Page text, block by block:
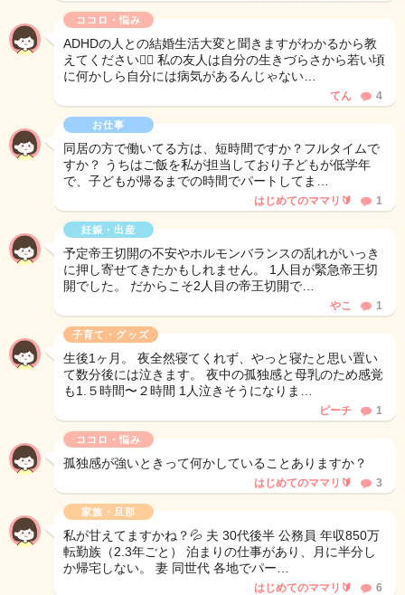
ココロ・悩み
ADHDの人との結婚生活大変と聞きますがわかるから教
えてください🙇‍♀️ 私の友人は自分の生きづらさから若い頃
に何かしら自分には病気があるんじゃない…
てん 4
お仕事
同居の方で働いてる方は、短時間ですか？フルタイムで
すか？ うちはご飯を私が担当しており子どもが低学年
で、子どもが帰るまでの時間でパートしてま…
はじめてのママリ🔰 1
妊娠・出産
予定帝王切開の不安やホルモンバランスの乱れがいっき
に押し寄せてきたかもしれません。 1人目が緊急帝王切
開でした。 だからこそ2人目の帝王切開で…
やこ 1
子育て・グッズ
生後1ヶ月。 夜全然寝てくれず、やっと寝たと思い置い
て数分後には泣きます。 夜中の孤独感と母乳のため感覚
も1.５時間〜２時間 1人泣きそうになりま…
ピーチ 1
ココロ・悩み
孤独感が強いときって何かしていることありますか？
はじめてのママリ🔰 3
家族・旦那
私が甘えてますかね？💦 夫 30代後半 公務員 年収850万
転勤族（2.3年ごと） 泊まりの仕事があり、月に半分し
か帰宅しない。 妻 同世代 各地でパー…
はじめてのママリ🔰 6